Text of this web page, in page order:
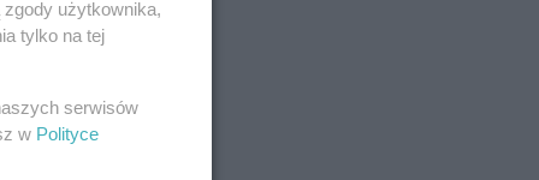
użytkownika,
tylko na tej
serwisów
w Polityce